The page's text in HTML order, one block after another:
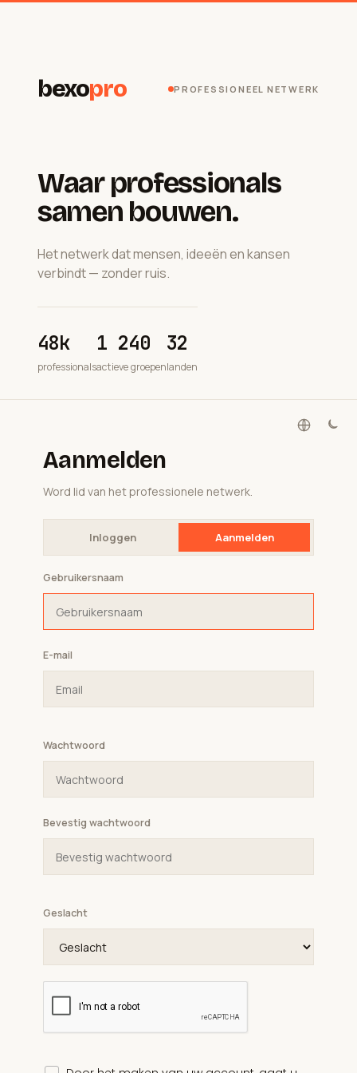
bexopro PROFESSIONEEL NETWERK
Waar professionals
samen bouwen.
Het netwerk dat mensen, ideeën en kansen
verbindt — zonder ruis.
48k
professionals
1 240
actieve groepen
32
landen
Aanmelden
Word lid van het professionele netwerk.
Inloggen Aanmelden
Gebruikersnaam
E-mail
Wachtwoord
Bevestig wachtwoord
Geslacht